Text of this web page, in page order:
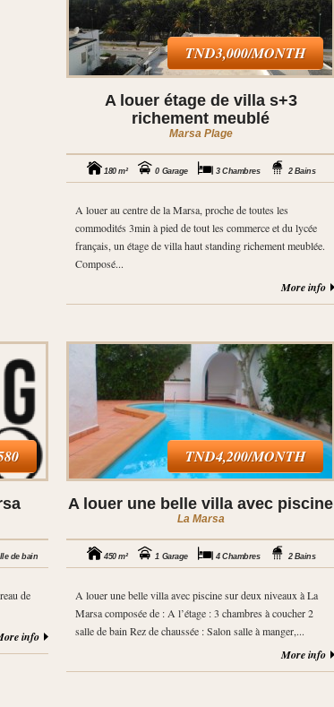
TND3,000/MONTH
A louer étage de villa s+3
richement meublé
Marsa Plage
180 m² 0 Garage 3 Chambres 2 Bains
A louer au centre de la Marsa, proche de toutes les
commodités 3min à pied de tout les commerce et du lycée
français, un étage de villa haut standing richement meublée.
Composé...
More info
de bain
de
info
TND4,200/MONTH
A louer une belle villa avec piscine
La Marsa
450 m² 1 Garage 4 Chambres 2 Bains
A louer une belle villa avec piscine sur deux niveaux à La
Marsa composée de : A l’étage : 3 chambres à coucher 2
salle de bain Rez de chaussée : Salon salle à manger,...
More info